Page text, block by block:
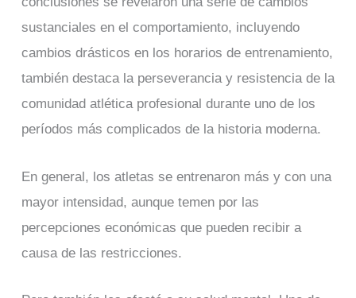
sustanciales en el comportamiento, incluyendo
cambios drásticos en los horarios de entrenamiento,
también destaca la perseverancia y resistencia de la
comunidad atlética profesional durante uno de los
períodos más complicados de la historia moderna.
En general, los atletas se entrenaron más y con una
mayor intensidad, aunque temen por las
percepciones económicas que pueden recibir a
causa de las restricciones.